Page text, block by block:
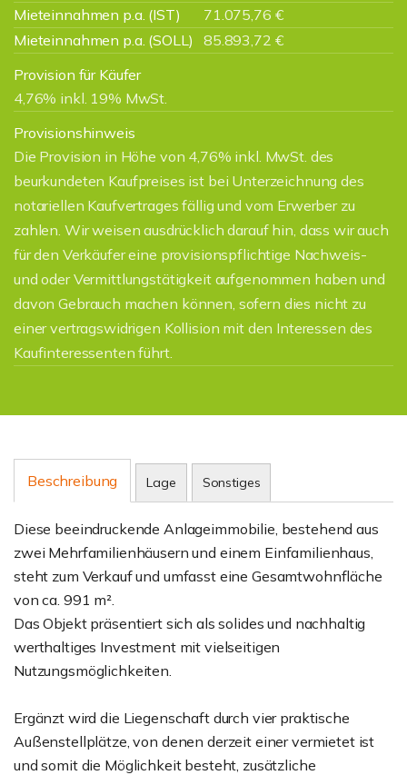
Mieteinnahmen p.a. (IST)
71.075,76 €
Mieteinnahmen p.a. (SOLL)
85.893,72 €
Provision für Käufer
4,76% inkl. 19% MwSt.
Provisionshinweis
Die Provision in Höhe von 4,76% inkl. MwSt. des
beurkundeten Kaufpreises ist bei Unterzeichnung des
notariellen Kaufvertrages fällig und vom Erwerber zu
zahlen. Wir weisen ausdrücklich darauf hin, dass wir auch
für den Verkäufer eine provisionspflichtige Nachweis-
und oder Vermittlungstätigkeit aufgenommen haben und
davon Gebrauch machen können, sofern dies nicht zu
einer vertragswidrigen Kollision mit den Interessen des
Kaufinteressenten führt.
Beschreibung Lage Sonstiges
Diese beeindruckende Anlageimmobilie, bestehend aus
zwei Mehrfamilienhäusern und einem Einfamilienhaus,
steht zum Verkauf und umfasst eine Gesamtwohnfläche
von ca. 991 m².
Das Objekt präsentiert sich als solides und nachhaltig
werthaltiges Investment mit vielseitigen
Nutzungsmöglichkeiten.
Ergänzt wird die Liegenschaft durch vier praktische
Außenstellplätze, von denen derzeit einer vermietet ist
und somit die Möglichkeit besteht, zusätzliche